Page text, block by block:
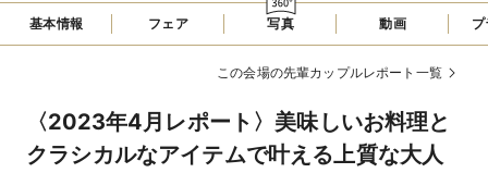
基本情報 フェア 写真 動画
この会場の先輩カップルレポート一覧
〈2023年4月レポート〉美味しいお料理と
クラシカルなアイテムで叶える上質な大人